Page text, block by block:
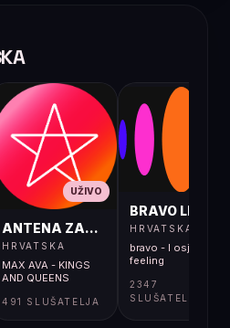
UŽIVO
ANTENA ZAGREB LIVE
HRVATSKA
MAX AVA - KINGS
AND QUEENS
491 SLUŠATELJA
BRAVO LIVE
HRVATSKA
bravo - I osjećaj i
feeling
2347
SLUŠATELJA